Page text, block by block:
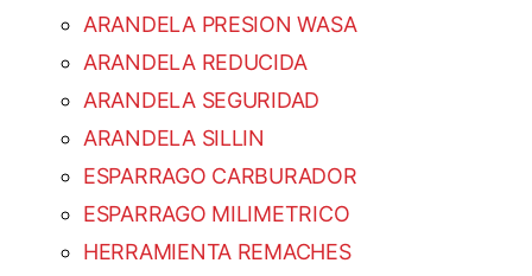
ARANDELA PRESION WASA
ARANDELA REDUCIDA
ARANDELA SEGURIDAD
ARANDELA SILLIN
ESPARRAGO CARBURADOR
ESPARRAGO MILIMETRICO
HERRAMIENTA REMACHES